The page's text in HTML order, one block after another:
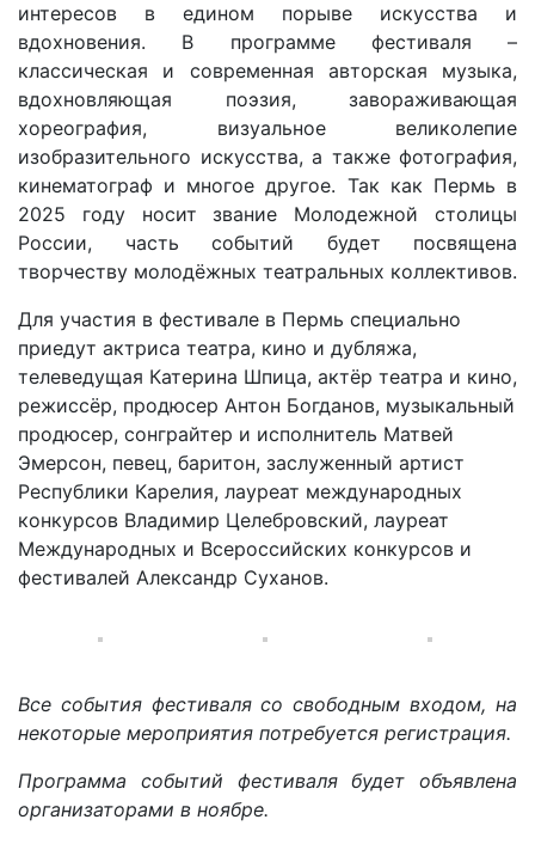
интересов в едином порыве искусства и
вдохновения. В программе фестиваля –
классическая и современная авторская музыка,
вдохновляющая поэзия, завораживающая
хореография, визуальное великолепие
изобразительного искусства, а также фотография,
кинематограф и многое другое. Так как Пермь в
2025 году носит звание Молодежной столицы
России, часть событий будет посвящена
творчеству молодёжных театральных коллективов.
Для участия в фестивале в Пермь специально
приедут актриса театра, кино и дубляжа,
телеведущая Катерина Шпица, актёр театра и кино,
режиссёр, продюсер Антон Богданов, музыкальный
продюсер, сонграйтер и исполнитель Матвей
Эмерсон, певец, баритон, заслуженный артист
Республики Карелия, лауреат международных
конкурсов Владимир Целебровский, лауреат
Международных и Всероссийских конкурсов и
фестивалей Александр Суханов.
Все события фестиваля со свободным входом, на
некоторые мероприятия потребуется регистрация.
Программа событий фестиваля будет объявлена
организаторами в ноябре.